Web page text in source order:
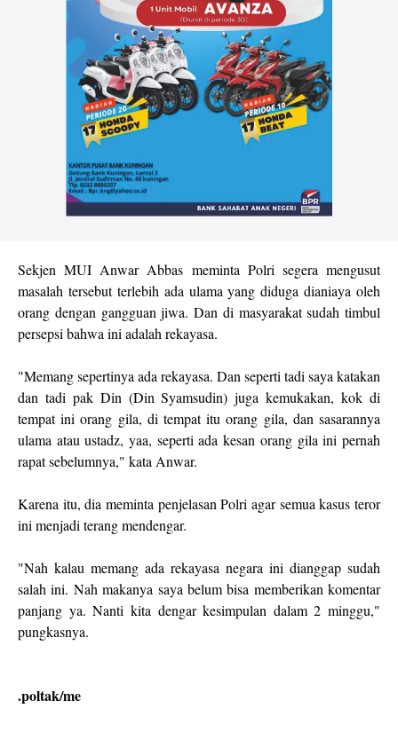
Sekjen MUI Anwar Abbas meminta Polri segera mengusut
masalah tersebut terlebih ada ulama yang diduga dianiaya oleh
orang dengan gangguan jiwa. Dan di masyarakat sudah timbul
persepsi bahwa ini adalah rekayasa.
"Memang sepertinya ada rekayasa. Dan seperti tadi saya katakan
dan tadi pak Din (Din Syamsudin) juga kemukakan, kok di
tempat ini orang gila, di tempat itu orang gila, dan sasarannya
ulama atau ustadz, yaa, seperti ada kesan orang gila ini pernah
rapat sebelumnya," kata Anwar.
Karena itu, dia meminta penjelasan Polri agar semua kasus teror
ini menjadi terang mendengar.
"Nah kalau memang ada rekayasa negara ini dianggap sudah
salah ini. Nah makanya saya belum bisa memberikan komentar
panjang ya. Nanti kita dengar kesimpulan dalam 2 minggu,"
pungkasnya.
.poltak/me